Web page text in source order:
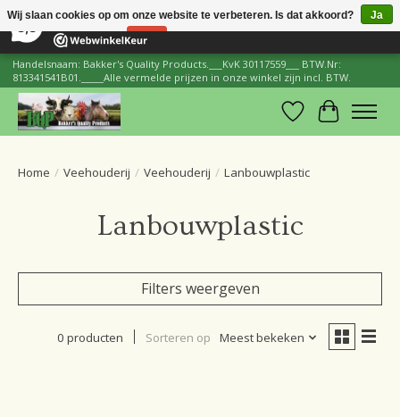
206 Reviews ×
Handelsnaam: Bakker's Quality Products.___KvK 30117559___ BTW.Nr:
813341541B01._____Alle vermelde prijzen in onze winkel zijn incl. BTW.
Verlanglijst
Home / Veehouderij / Veehouderij / Lanbouwplastic
Lanbouwplastic
Filters weergeven
0 producten Sorteren op Meest bekeken
Wij slaan cookies op om onze website te verbeteren. Is dat akkoord?
Ja
Nee